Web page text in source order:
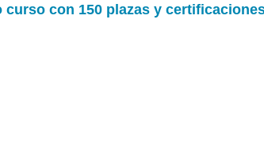
con 150 plazas y